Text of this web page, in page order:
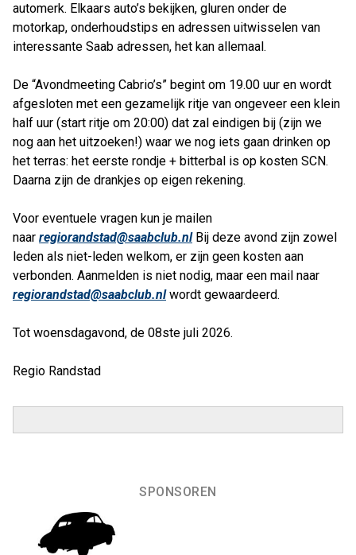
automerk. Elkaars auto’s bekijken, gluren onder de
motorkap, onderhoudstips en adressen uitwisselen van
interessante Saab adressen, het kan allemaal.
De “Avondmeeting Cabrio’s” begint om 19.00 uur en wordt
afgesloten met een gezamelijk ritje van ongeveer een klein
half uur (start ritje om 20:00) dat zal eindigen bij (zijn we
nog aan het uitzoeken!) waar we nog iets gaan drinken op
het terras: het eerste rondje + bitterbal is op kosten SCN.
Daarna zijn de drankjes op eigen rekening.
Voor eventuele vragen kun je mailen
naar regiorandstad@saabclub.nlBij deze avond zijn zowel
leden als niet-leden welkom, er zijn geen kosten aan
verbonden. Aanmelden is niet nodig, maar een mail naar
regiorandstad@saabclub.nlwordt gewaardeerd.
Tot woensdagavond, de 08ste juli 2026.
Regio Randstad
SPONSOREN